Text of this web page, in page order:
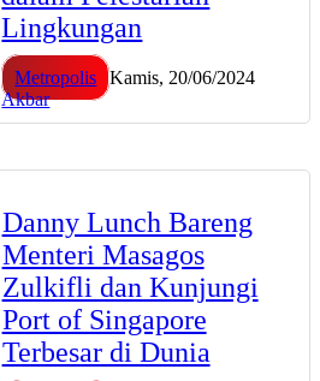
Lingkungan
Metropolis
Kamis, 20/06/2024
Akbar
Danny Lunch Bareng
Menteri Masagos
Zulkifli dan Kunjungi
Port of Singapore
Terbesar di Dunia